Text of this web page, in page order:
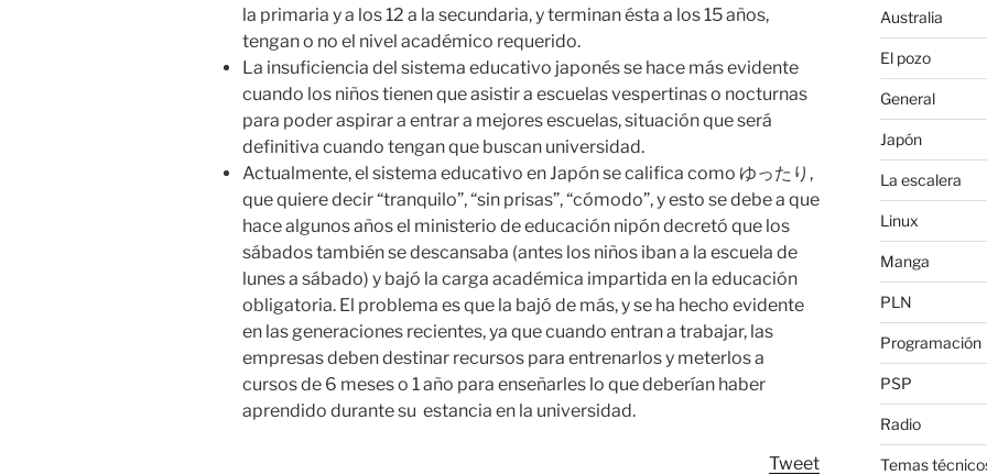
la primaria y a los 12 a la secundaria, y terminan ésta a los 15 años,
tengan o no el nivel académico requerido.
La insuficiencia del sistema educativo japonés se hace más evidente
cuando los niños tienen que asistir a escuelas vespertinas o nocturnas
para poder aspirar a entrar a mejores escuelas, situación que será
definitiva cuando tengan que buscan universidad.
Actualmente, el sistema educativo en Japón se califica como ゆったり,
que quiere decir “tranquilo”, “sin prisas”, “cómodo”, y esto se debe a que
hace algunos años el ministerio de educación nipón decretó que los
sábados también se descansaba (antes los niños iban a la escuela de
lunes a sábado) y bajó la carga académica impartida en la educación
obligatoria. El problema es que la bajó de más, y se ha hecho evidente
en las generaciones recientes, ya que cuando entran a trabajar, las
empresas deben destinar recursos para entrenarlos y meterlos a
cursos de 6 meses o 1 año para enseñarles lo que deberían haber
aprendido durante su estancia en la universidad.
Tweet
Australia
El pozo
General
Japón
La escalera
Linux
Manga
PLN
Programación
PSP
Radio
Temas